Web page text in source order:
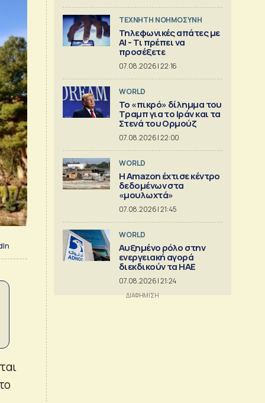
TΕΧΝΗΤΗ ΝΟΗΜΟΣΥΝΗ
Τηλεφωνικές απάτες με
ΑΙ - Τι πρέπει να
προσέξετε
07.08.2026 | 22:16
WORLD
Το «πικρό» δίλημμα του
Τραμπ για το Ιράν και τα
Στενά του Ορμούζ
07.08.2026 | 22:00
WORLD
Η Amazon έχτισε κέντρο
δεδομένων στα
«μουλωχτά»
07.08.2026 | 21:45
WORLD
Αυξημένο ρόλο στην
ενεργειακή αγορά
διεκδικούν τα ΗΑΕ
07.08.2026 | 21:24